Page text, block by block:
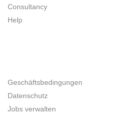
Consultancy
Help
Geschäftsbedingungen
Datenschutz
Jobs verwalten